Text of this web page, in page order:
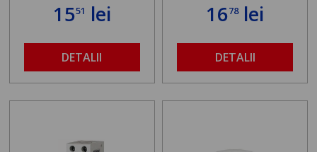
1551 lei
DETALII
1678lei
DETALII